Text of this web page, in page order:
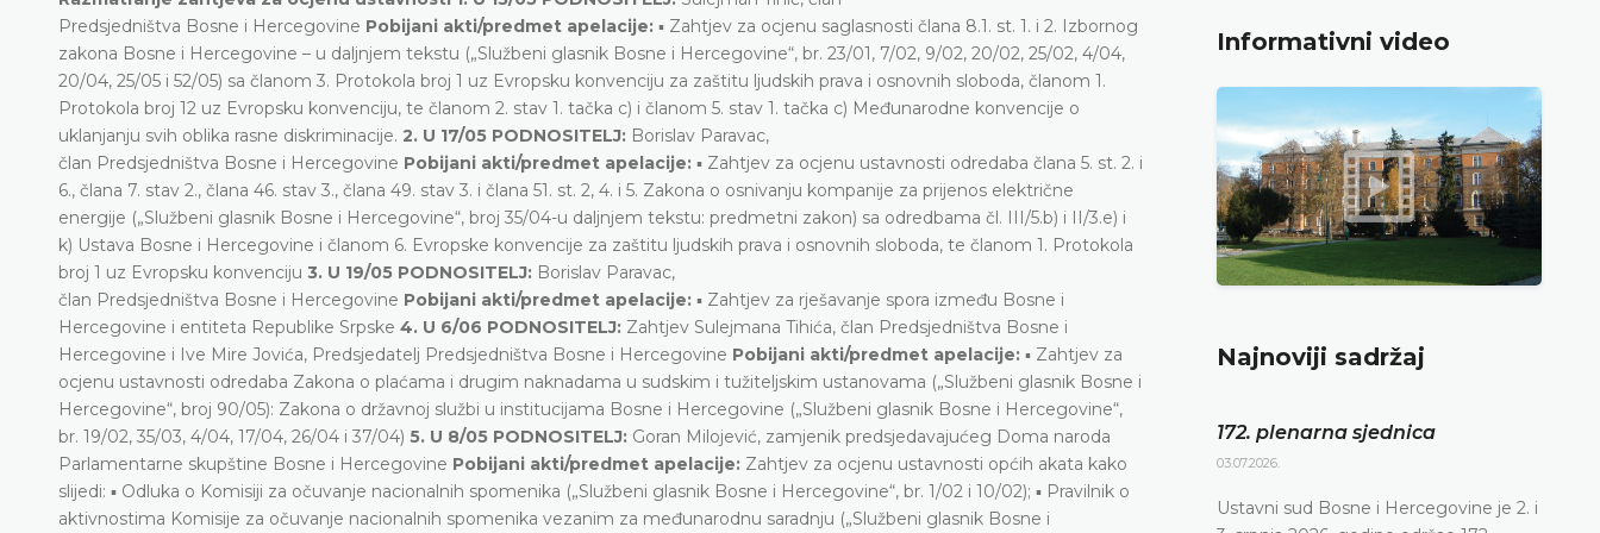
Predsjedništva Bosne i Hercegovine Pobijani akti/predmet apelacije: ▪ Zahtjev za ocjenu saglasnosti člana 8.1. st. 1. i 2. Izbornog
zakona Bosne i Hercegovine – u daljnjem tekstu („Službeni glasnik Bosne i Hercegovine“, br. 23/01, 7/02, 9/02, 20/02, 25/02, 4/04,
20/04, 25/05 i 52/05) sa članom 3. Protokola broj 1 uz Evropsku konvenciju za zaštitu ljudskih prava i osnovnih sloboda, članom 1.
Protokola broj 12 uz Evropsku konvenciju, te članom 2. stav 1. tačka c) i članom 5. stav 1. tačka c) Međunarodne konvencije o
uklanjanju svih oblika rasne diskriminacije. 2. U 17/05 PODNOSITELJ: Borislav Paravac,
član Predsjedništva Bosne i Hercegovine Pobijani akti/predmet apelacije: ▪ Zahtjev za ocjenu ustavnosti odredaba člana 5. st. 2. i
6., člana 7. stav 2., člana 46. stav 3., člana 49. stav 3. i člana 51. st. 2, 4. i 5. Zakona o osnivanju kompanije za prijenos električne
energije („Službeni glasnik Bosne i Hercegovine“, broj 35/04-u daljnjem tekstu: predmetni zakon) sa odredbama čl. III/5.b) i II/3.e) i
k) Ustava Bosne i Hercegovine i članom 6. Evropske konvencije za zaštitu ljudskih prava i osnovnih sloboda, te članom 1. Protokola
broj 1 uz Evropsku konvenciju 3. U 19/05 PODNOSITELJ: Borislav Paravac,
član Predsjedništva Bosne i Hercegovine Pobijani akti/predmet apelacije: ▪ Zahtjev za rješavanje spora između Bosne i
Hercegovine i entiteta Republike Srpske 4. U 6/06 PODNOSITELJ: Zahtjev Sulejmana Tihića, član Predsjedništva Bosne i
Hercegovine i Ive Mire Jovića, Predsjedatelj Predsjedništva Bosne i Hercegovine Pobijani akti/predmet apelacije: ▪ Zahtjev za
ocjenu ustavnosti odredaba Zakona o plaćama i drugim naknadama u sudskim i tužiteljskim ustanovama („Službeni glasnik Bosne i
Hercegovine“, broj 90/05): Zakona o državnoj službi u institucijama Bosne i Hercegovine („Službeni glasnik Bosne i Hercegovine“,
br. 19/02, 35/03, 4/04, 17/04, 26/04 i 37/04) 5. U 8/05 PODNOSITELJ: Goran Milojević, zamjenik predsjedavajućeg Doma naroda
Parlamentarne skupštine Bosne i Hercegovine Pobijani akti/predmet apelacije: Zahtjev za ocjenu ustavnosti općih akata kako
slijedi: ▪ Odluka o Komisiji za očuvanje nacionalnih spomenika („Službeni glasnik Bosne i Hercegovine“, br. 1/02 i 10/02); ▪ Pravilnik o
aktivnostima Komisije za očuvanje nacionalnih spomenika vezanim za međunarodnu saradnju („Službeni glasnik Bosne i
Informativni video
Najnoviji sadržaj
172. plenarna sjednica
03.07.2026.
Ustavni sud Bosne i Hercegovine je 2. i